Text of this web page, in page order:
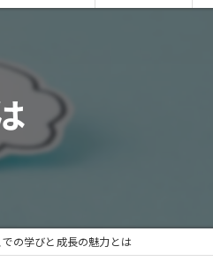
の学びと成長の魅力とは